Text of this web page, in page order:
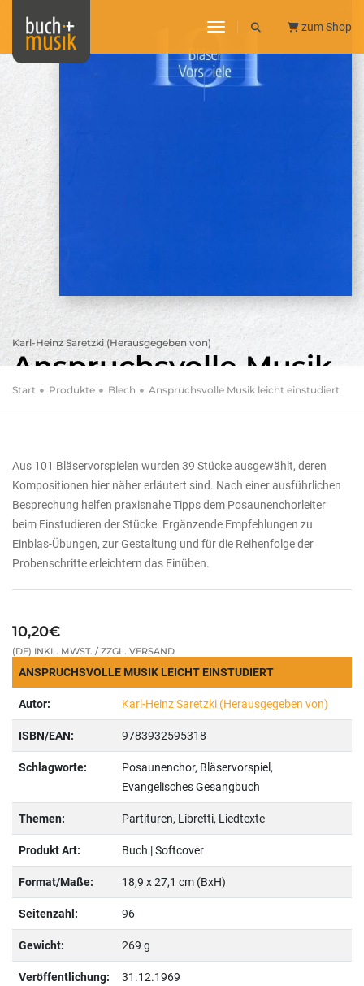
toggle navigation
zum Shop
Karl-Heinz Saretzki (Herausgegeben von)
Anspruchsvolle Musik
leicht einstudiert
Start Produkte Blech Anspruchsvolle Musik leicht einstudiert
Aus 101 Bläservorspielen wurden 39 Stücke ausgewählt, deren
Kompositionen hier näher erläutert sind. Nach einer ausführlichen
Besprechung helfen praxisnahe Tipps dem Posaunenchorleiter
beim Einstudieren der Stücke. Ergänzende Empfehlungen zu
Einblas-Übungen, zur Gestaltung und für die Reihenfolge der
Probenschritte erleichtern das Einüben.
10,20€
(DE) INKL. MWST. / ZZGL. VERSAND
ANSPRUCHSVOLLE MUSIK LEICHT EINSTUDIERT
Autor: Karl-Heinz Saretzki (Herausgegeben von)
ISBN/EAN: 9783932595318
Schlagworte:
Posaunenchor, Bläservorspiel,
Evangelisches Gesangbuch
Themen: Partituren, Libretti, Liedtexte
Produkt Art: Buch | Softcover
Format/Maße: 18,9 x 27,1 cm (BxH)
Seitenzahl: 96
Gewicht: 269 g
Veröffentlichung: 31.12.1969